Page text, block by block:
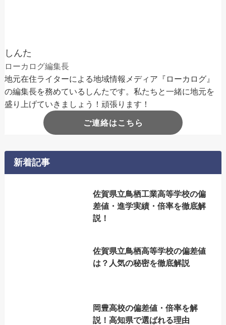
しんた
ローカログ編集長
地元在住ライターによる地域情報メディア『ローカログ』
の編集長を務めているしんたです。私たちと一緒に地元を
盛り上げていきましょう！頑張ります！
ご連絡はこちら
新着記事
佐賀県立鳥栖工業高等学校の偏
差値・進学実績・倍率を徹底解
説！
佐賀県立鳥栖高等学校の偏差値
は？人気の秘密を徹底解説
岡豊高校の偏差値・倍率を解
説！高知県で選ばれる理由